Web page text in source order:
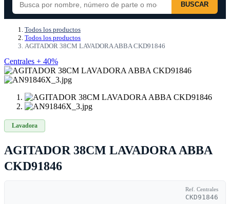
BUSCAR
Todos los productos
Todos los productos
AGITADOR 38CM LAVADORA ABBA CKD91846
Centrales + 40%
Lavadora
AGITADOR 38CM LAVADORA ABBA
CKD91846
Ref. Centrales
CKD91846